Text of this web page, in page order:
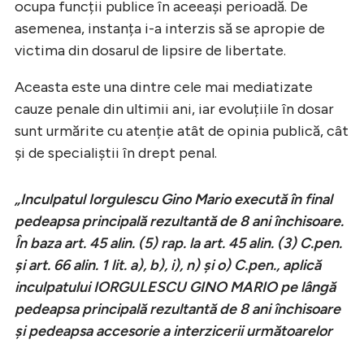
ocupa funcții publice în aceeași perioadă. De
asemenea, instanța i-a interzis să se apropie de
victima din dosarul de lipsire de libertate.
Aceasta este una dintre cele mai mediatizate
cauze penale din ultimii ani, iar evoluțiile în dosar
sunt urmărite cu atenție atât de opinia publică, cât
și de specialiștii în drept penal.
„Inculpatul Iorgulescu Gino Mario execută în final
pedeapsa principală rezultantă de 8 ani închisoare.
În baza art. 45 alin. (5) rap. la art. 45 alin. (3) C.pen.
și art. 66 alin. 1 lit. a), b), i), n) și o) C.pen., aplică
inculpatului IORGULESCU GINO MARIO pe lângă
pedeapsa principală rezultantă de 8 ani închisoare
şi pedeapsa accesorie a interzicerii următoarelor